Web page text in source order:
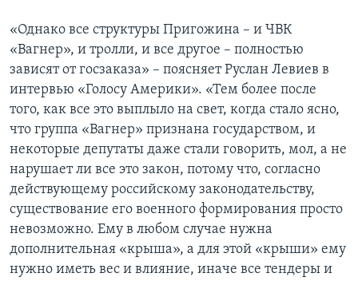
«Однако все структуры Пригожина – и ЧВК
«Вагнер», и тролли, и все другое – полностью
зависят от госзаказа» – поясняет Руслан Левиев в
интервью «Голосу Америки». «Тем более после
того, как все это выплыло на свет, когда стало ясно,
что группа «Вагнер» признана государством, и
некоторые депутаты даже стали говорить, мол, а не
нарушает ли все это закон, потому что, согласно
действующему российскому законодательству,
существование его военного формирования просто
невозможно. Ему в любом случае нужна
дополнительная «крыша», а для этой «крыши» ему
нужно иметь вес и влияние, иначе все тендеры и